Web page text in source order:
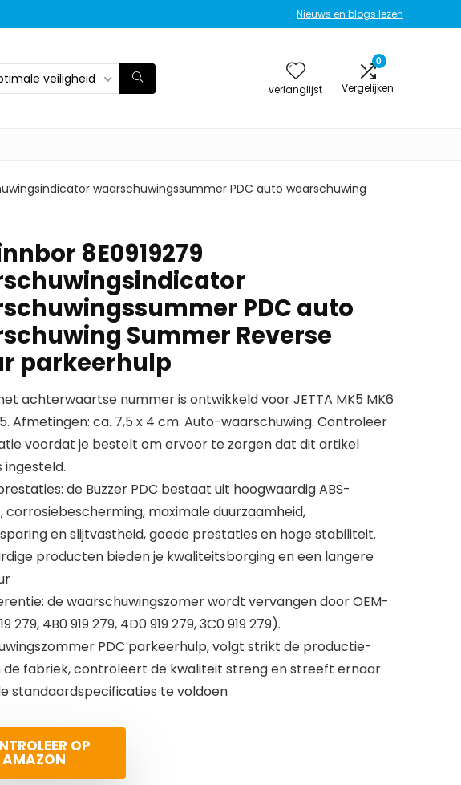
Nieuws en blogs lezen
veiligheid
verlanglijst
0
Vergelijken
waarschuwingssummer PDC auto waarschuwing
8E0919279
PDC auto
Summer Reverse
parkeerhulp
achterwaartse nummer is ontwikkeld voor JETTA MK5 MK6
Afmetingen: ca. 7,5 x 4 cm. Auto-waarschuwing. Controleer
voordat je bestelt om ervoor te zorgen dat dit artikel
de Buzzer PDC bestaat uit hoogwaardig ABS-
corrosiebescherming, maximale duurzaamheid,
en slijtvastheid, goede prestaties en hoge stabiliteit.
producten bieden je kwaliteitsborging en een langere
de waarschuwingszomer wordt vervangen door OEM-
279, 4B0 919 279, 4D0 919 279, 3C0 919 279).
PDC parkeerhulp, volgt strikt de productie-
de fabriek, controleert de kwaliteit streng en streeft ernaar
standaardspecificaties te voldoen
OP
AMAZON